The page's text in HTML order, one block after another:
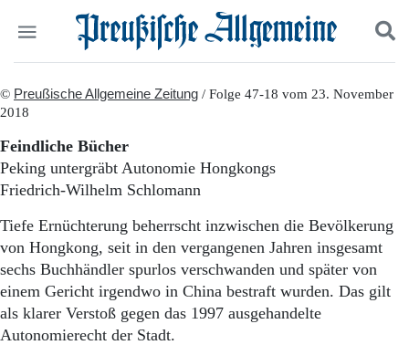
Politik
Gesellschaft
Leben
Geschichte
Ostpreußen
Pommern
Berlin-Brandenburg
Schlesien
Danzig und Westpreußen
Suchen und finden
© Preußische Allgemeine Zeitung / Folge 47-18 vom 23. November
2018
Feindliche Bücher
Peking untergräbt Autonomie Hongkongs
Friedrich-Wilhelm Schlomann
Tiefe Ernüchterung beherrscht inzwischen die Bevölkerung
von Hongkong, seit in den vergangenen Jahren insgesamt
sechs Buchhändler spurlos verschwanden und später von
einem Gericht irgendwo in China bestraft wurden. Das gilt
als klarer Verstoß gegen das 1997 ausgehandelte
Autonomierecht der Stadt.